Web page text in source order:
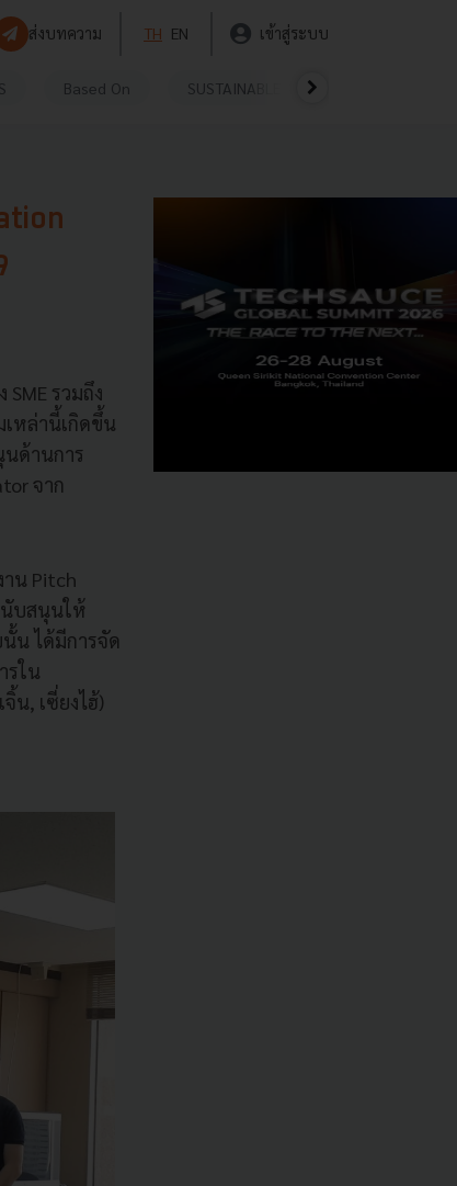
ส่งบทความ TH EN เข้าสู่ระบบ
Based On SUSTAINABLE
รวมถึง
หล่านี้เกิดขึ้น
นด้านการ
จาก
น Pitch
นับสนุนให้
น ได้มีการจัด
รใน
น, เซี่ยงไฮ้)